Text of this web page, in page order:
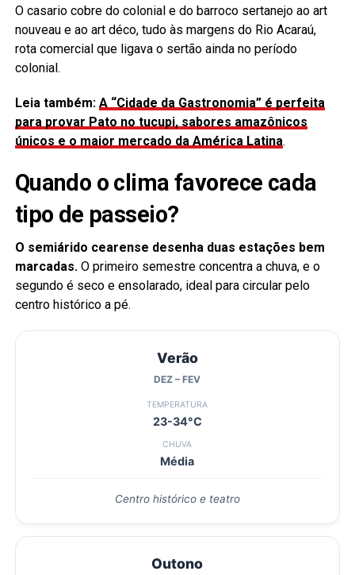
O casario cobre do colonial e do barroco sertanejo ao art
nouveau e ao art déco, tudo às margens do Rio Acaraú,
rota comercial que ligava o sertão ainda no período
colonial.
Leia também: A “Cidade da Gastronomia” é perfeita
para provar Pato no tucupi, sabores amazônicos
únicos e o maior mercado da América Latina.
Quando o clima favorece cada
tipo de passeio?
O semiárido cearense desenha duas estações bem
marcadas. O primeiro semestre concentra a chuva, e o
segundo é seco e ensolarado, ideal para circular pelo
centro histórico a pé.
Verão
DEZ – FEV
TEMPERATURA
23-34°C
CHUVA
Média
Centro histórico e teatro
Outono